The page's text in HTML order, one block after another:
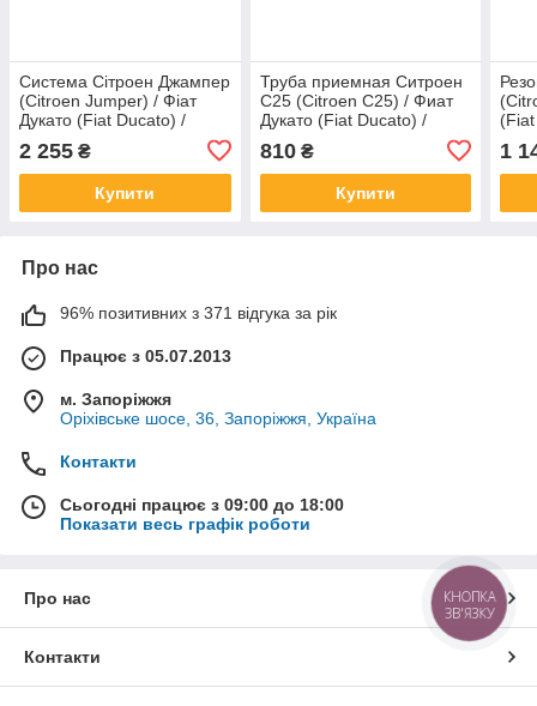
Система Сітроен Джампер
(Citroen Jumper) / Фіат
Дукато (Fiat Ducato) /
Boxer) 2.0 i; 1.9
2 255 ₴
Купити
Труба приемная Ситроен
С25 (Citroen C25) / Фиат
Дукато (Fiat Ducato) /
2.0D 81- 93
810₴
Купити
D;
1
Про нас
96% позитивних з 371 відгука за рік
Працює з 05.07.2013
м. Запоріжжя
Оріхівське шосе, 36, Запоріжжя, Україна
Контакти
Сьогодні працює з 09:00 до 18:00
Показати весь графік роботи
Про нас
Контакти
КНОПКА
ЗВ'ЯЗКУ